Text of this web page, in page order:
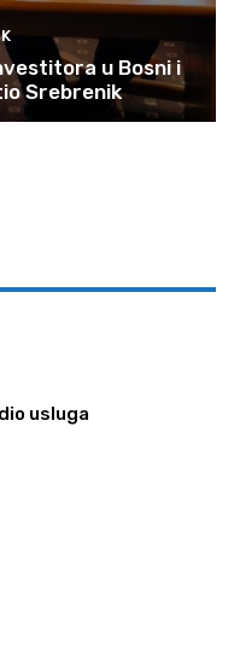
u Bosni i
Srebrenik
usluga